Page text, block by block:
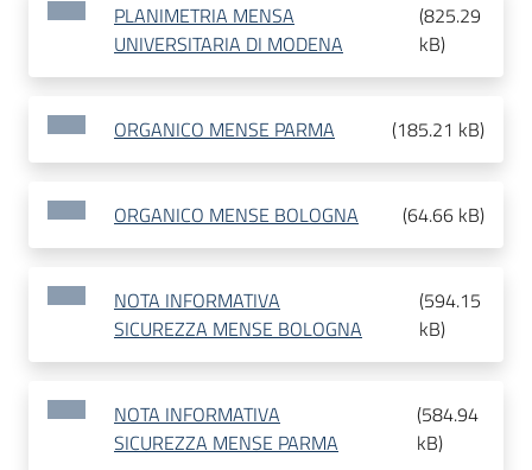
PLANIMETRIA MENSA
UNIVERSITARIA DI MODENA
(825.29
kB)
ORGANICO MENSE PARMA (185.21 kB)
ORGANICO MENSE BOLOGNA (64.66 kB)
NOTA INFORMATIVA
SICUREZZA MENSE BOLOGNA
(594.15
kB)
NOTA INFORMATIVA
SICUREZZA MENSE PARMA
(584.94
kB)